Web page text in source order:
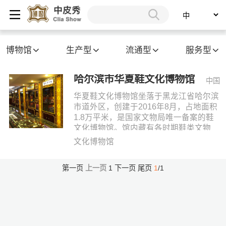
博物馆 生产型 流通型 服务型
哈尔滨市华夏鞋文化博物馆 中国
华夏鞋文化博物馆坐落于黑龙江省哈尔滨
市道外区，创建于2016年8月，占地面积
1.8万平米，是国家文物局唯一备案的鞋
文化博物馆。馆内藏有各时期鞋类文物
16875件，包括定级文物232件，文物价
跨度上千年。这些文物藏品反映了鞋文化
文化博物馆
第一页 上一页 1 下一页 尾页 1/1